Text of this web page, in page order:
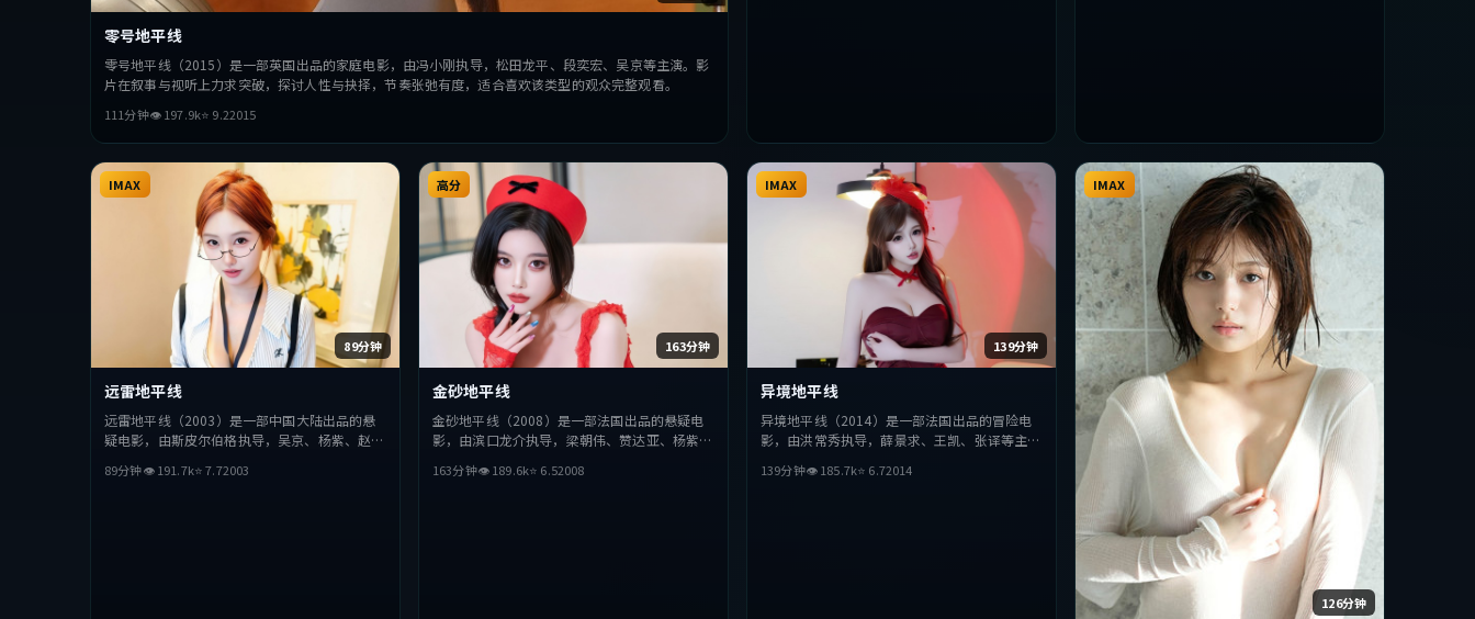
零号地平线
零号地平线（2015）是一部英国出品的家庭电影，由冯小刚执导，松田龙平、段奕宏、吴京等主演。影
片在叙事与视听上力求突破，探讨人性与抉择，节奏张弛有度，适合喜欢该类型的观众完整观看。
111分钟👁197.9k⭐ 9.22015
89分钟
IMAX
远雷地平线
远雷地平线（2003）是一部中国大陆出品的悬
疑电影，由斯皮尔伯格执导，吴京、杨紫、赵丽
人性与抉择，节奏张弛有度，适合喜欢该类型的
89分钟👁191.7k⭐7.72003
163分钟
高分
金砂地平线
金砂地平线（2008）是一部法国出品的悬疑电
影，由滨口龙介执导，梁朝伟、赞达亚、杨紫等
与抉择，节奏张弛有度，适合喜欢该类型的观众
163分钟👁189.6k⭐ 6.52008
139分钟
IMAX
异境地平线
异境地平线（2014）是一部法国出品的冒险电
影，由洪常秀执导，薛景求、王凯、张译等主
抉择，节奏张弛有度，适合喜欢该类型的观众完
139分钟👁185.7k⭐ 6.72014
126分钟
IMAX